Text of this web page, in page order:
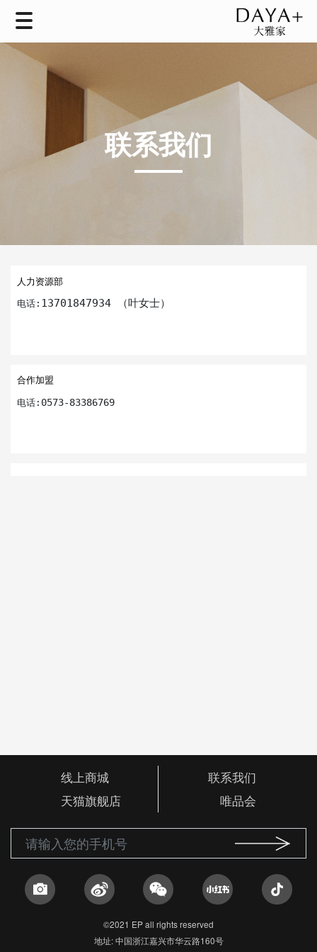
联系我们
人力资源部
电话: 13701847934 （叶女士）
合作加盟
电话: 0573-83386769
线上商城
联系我们
天猫旗舰店
唯品会
©2021 EP all rights reserved
地址: 中国浙江嘉兴市华云路160号